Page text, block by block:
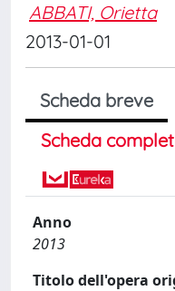
ABBATI, Orietta
2013-01-01
Scheda breve
Scheda
Anno
2013
Titolo dell'opera